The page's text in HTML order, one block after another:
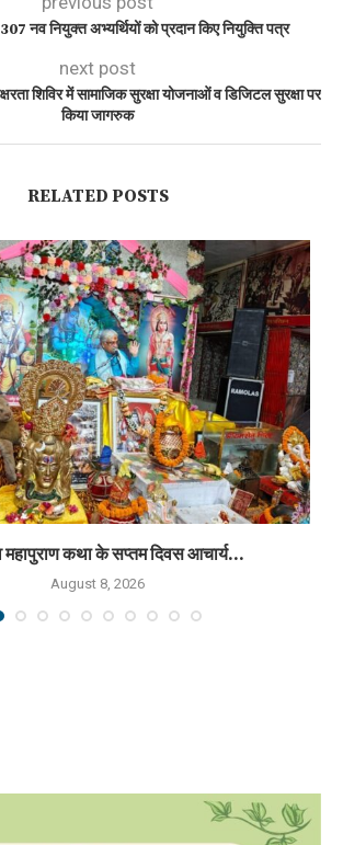
नव नियुक्त अभ्यर्थियों को प्रदान किए नियुक्ति पत्र
next post
शिविर में सामाजिक सुरक्षा योजनाओं व डिजिटल सुरक्षा पर
किया जागरुक
RELATED POSTS
महापुराण कथा के सप्तम दिवस आचार्य...
August 8, 2026